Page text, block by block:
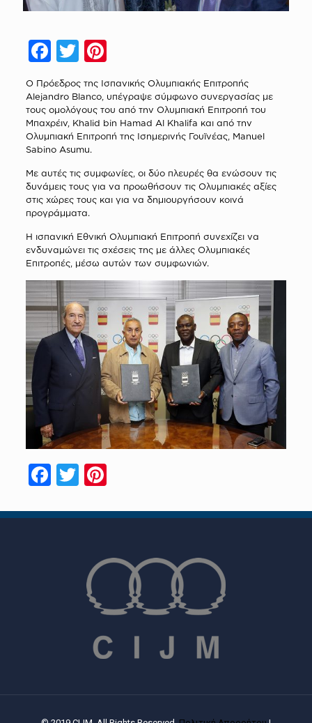
Facebook
TwitterPinterest
Ο Πρόεδρος της Ισπανικής Ολυμπιακής Επιτροπής
Alejandro Blanco, υπέγραψε σύμφωνο συνεργασίας με
τους ομολόγους του από την Ολυμπιακή Επιτροπή του
Μπαχρέιν, Khalid bin Hamad Al Khalifa και από την
Ολυμπιακή Επιτροπή της Ισημερινής Γουϊνέας, Manuel
Sabino Asumu.
Με αυτές τις συμφωνίες, οι δύο πλευρές θα ενώσουν τις
δυνάμεις τους για να προωθήσουν τις Ολυμπιακές αξίες
στις χώρες τους και για να δημιουργήσουν κοινά
προγράμματα.
Η ισπανική Εθνική Ολυμπιακή Επιτροπή συνεχίζει να
ενδυναμώνει τις σχέσεις της με άλλες Ολυμπιακές
Επιτροπές, μέσω αυτών των συμφωνιών.
Facebook
TwitterPinterest